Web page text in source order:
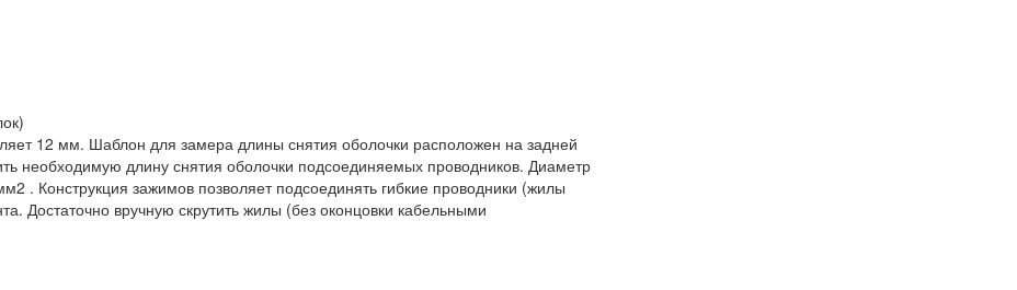
12 мм. Шаблон для замера длины снятия оболочки расположен на задней
необходимую длину снятия оболочки подсоединяемых проводников. Диаметр
. Конструкция зажимов позволяет подсоединять гибкие проводники (жилы
Достаточно вручную скрутить жилы (без оконцовки кабельными